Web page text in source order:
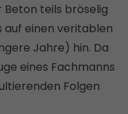
teils bröselig
auf einen veritablen
Jahre) hin. Da
eines Fachmanns
Folgen